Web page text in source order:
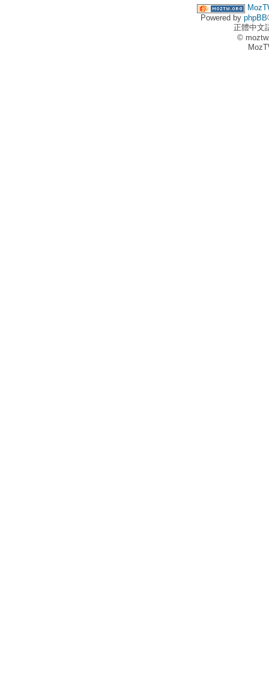
Powered by phpBB
正體中文
©